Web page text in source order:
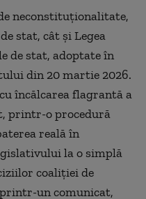
neconstituționalitate,
stat, cât și Legea
de stat, adoptate în
din 20 martie 2026.
încălcarea flagrantă a
printr-o procedură
reală în
la o simplă
coaliției de
un comunicat,